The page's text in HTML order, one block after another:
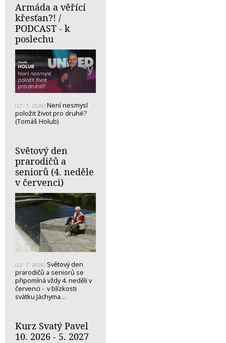
Armáda a věřící
křesťan?! /
PODCAST - k
poslechu
(27. 7. 2026) Není nesmysl
položit život pro druhé?
(Tomáš Holub)
Světový den
prarodičů a
seniorů (4. neděle
v červenci)
(22. 7. 2026) Světový den
prarodičů a seniorů se
připomíná vždy 4. neděli v
červenci - v blízkosti
svátku Jáchyma…
Kurz Svatý Pavel
10. 2026 - 5. 2027